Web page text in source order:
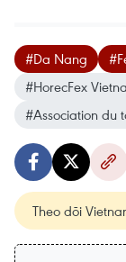
#Da Nang
#HorecFex
#Association du
Theo dõi